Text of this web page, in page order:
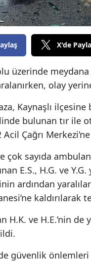
X'de
üzerinde
olay
Kaynaşlı
bulunan tır ile
Çağrı
çok sayıda
E.S., H.G. ve
ardından
kaldırılarak
H.K. ve H.E.’nin
güvenlik